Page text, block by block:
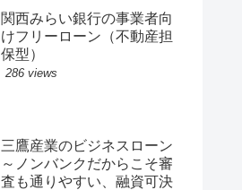
関西みらい銀行の事業者向
けフリーローン（不動産担
保型）
286 views
三鷹産業のビジネスローン
～ノンバンクだからこそ審
査も通りやすい、融資可決